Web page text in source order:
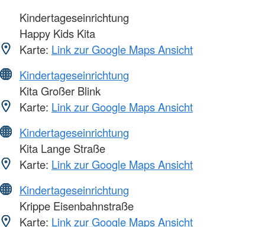
Kindertageseinrichtung
Happy Kids Kita
Karte: Link zur Google Maps Ansicht
Kindertageseinrichtung
Kita Großer Blink
Karte: Link zur Google Maps Ansicht
Kindertageseinrichtung
Kita Lange Straße
Karte: Link zur Google Maps Ansicht
Kindertageseinrichtung
Krippe Eisenbahnstraße
Karte: Link zur Google Maps Ansicht